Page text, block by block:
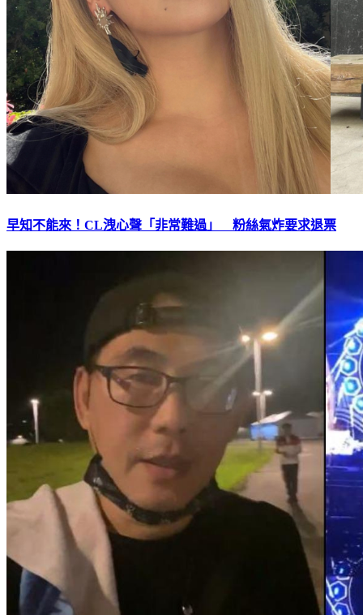
早知不能來！CL洩心聲「非常難過」 粉絲氣炸要求退票